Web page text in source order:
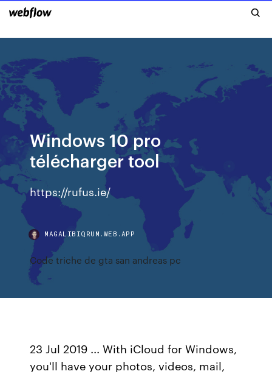
Windows 10 pro
télécharger tool
https://rufus.ie/
MAGALIBIQRUM.WEB.APP
Code triche de gta san andreas pc
23 Jul 2019 ... With iCloud for Windows,
you'll have your photos, videos, mail,